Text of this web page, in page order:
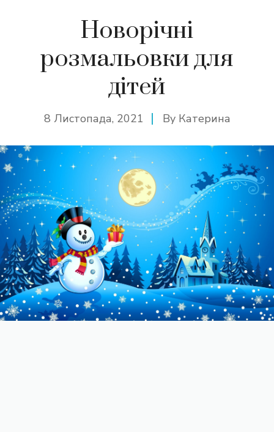
Новорічні
розмальовки для
дітей
8 Листопада, 2021 By Катерина